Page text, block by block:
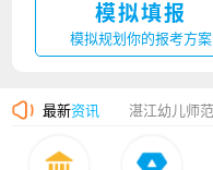
模拟填报
模拟规划你的报考方案
最新资讯